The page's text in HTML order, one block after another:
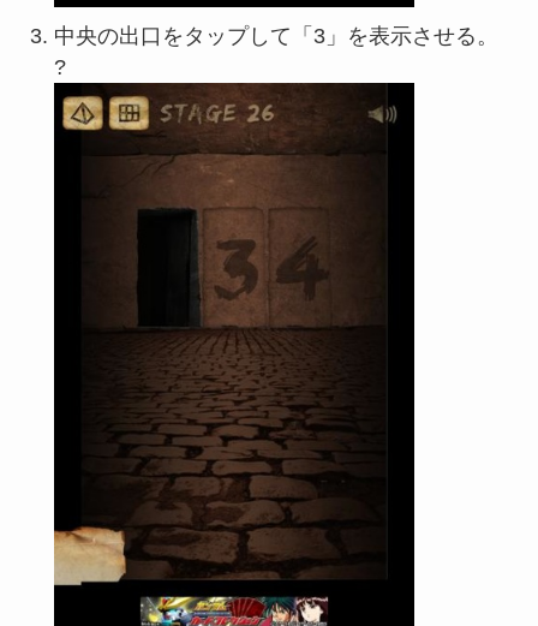
中央の出口をタップして「3」を表示させる。
?